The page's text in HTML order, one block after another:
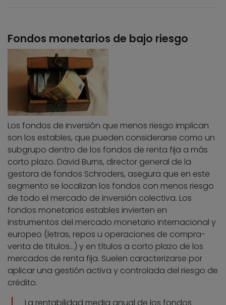
Fondos monetarios de bajo riesgo
Los fondos de inversión que menos riesgo implican
son los estables, que pueden considerarse como un
subgrupo dentro de los fondos de renta fija a más
corto plazo. David Burns, director general de la
gestora de fondos Schroders, asegura que en este
segmento se localizan los fondos con menos riesgo
de todo el mercado de inversión colectiva. Los
fondos monetarios estables invierten en
instrumentos del mercado monetario internacional y
europeo (letras, repos u operaciones de compra-
venta de títulos…) y en títulos a corto plazo de los
mercados de renta fija. Suelen caracterizarse por
aplicar una gestión activa y controlada del riesgo de
crédito.